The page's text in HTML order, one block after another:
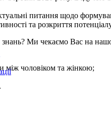
питання щодо
та розкриття
знань? Ми чекаємо Вас на
між чоловіком та жінкою;